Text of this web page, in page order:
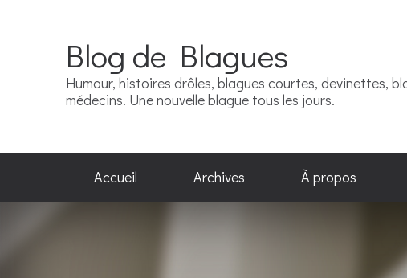
Blog de Blagues
Humour, histoires drôles, blagues courtes, devinettes,
médecins. Une nouvelle blague tous les jours.
Accueil Archives À propos